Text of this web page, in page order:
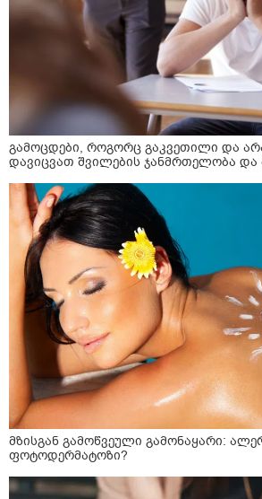
გამოცდები, როგორც გაკვეთილი და
დავიცვათ შვილების ჯანმრთელობა და
მზისგან გამოწვეული გამონაყარი:
ფოტოდერმატოზი?